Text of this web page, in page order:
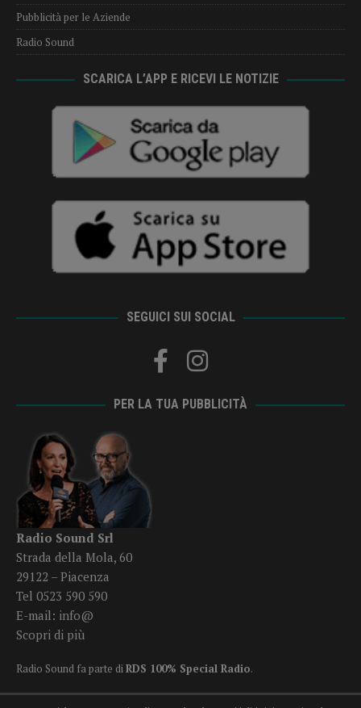
Pubblicità per le Aziende
Radio Sound
SCARICA L’APP E RICEVI LE NOTIZIE
SEGUICI SUI SOCIAL
PER LA TUA PUBBLICITÀ
Radio Sound Srl
Strada della Mola, 60
29122 – Piacenza
Tel 0523 590 590
E-mail: info@
Scopri di più
Radio Sound fa parte diRDS 100% Special Radio.